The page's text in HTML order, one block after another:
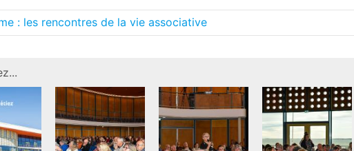
: les rencontres de la vie associative